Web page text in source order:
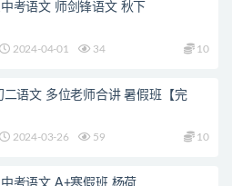
考语文 师剑锋语文 秋下
2024-04-01 34 10
二语文 多位老师合讲 暑假班【完
2024-03-26 59 10
考语文 A+寒假班 杨荷